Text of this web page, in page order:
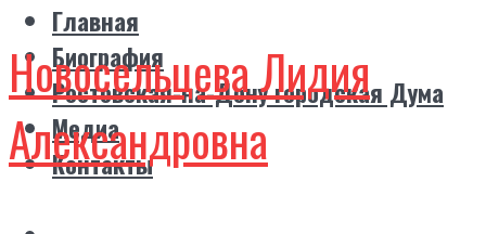
Главная
Биография
Ростовская-на-Дону городская Дума
Медиа
Контакты
Новосельцева Лидия
Александровна